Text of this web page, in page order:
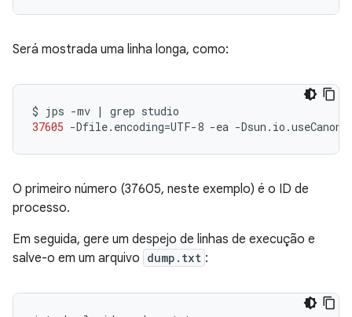
Será mostrada uma linha longa, como:
$ jps -mv | grep
37605 -Dfile.encoding=UTF-8 -ea -
O primeiro número (37605, neste exemplo) é o ID de
processo.
Em seguida, gere um despejo de linhas de execução e
salve-o em um arquivo dump.txt :